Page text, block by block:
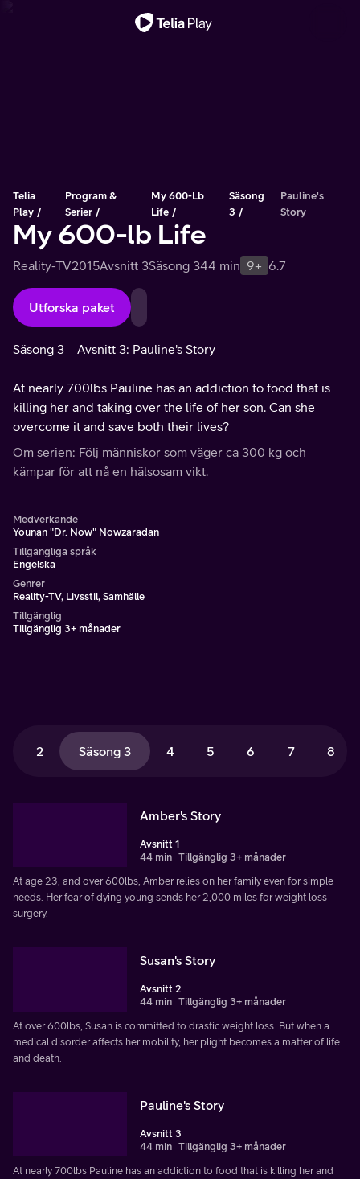
Telia
Play
Program &
Serier
My 600-Lb
Life
Säsong
3
Pauline's
Story
My 600-lb Life
Reality-TV2015Avsnitt 3Säsong 344 min 9+ 6.7
Utforska paket
Säsong 3 Avsnitt 3: Pauline's Story
At nearly 700lbs Pauline has an addiction to food that is
killing her and taking over the life of her son. Can she
overcome it and save both their lives?
Om serien: Följ människor som väger ca 300 kg och
kämpar för att nå en hälsosam vikt.
Medverkande
Younan "Dr. Now" Nowzaradan
Tillgängliga språk
Engelska
Genrer
Reality-TV, Livsstil, Samhälle
Tillgänglig
Tillgänglig 3+ månader
2 Säsong 3 4 5 6 7 8
Amber's Story
Avsnitt 1
44 min Tillgänglig 3+ månader
At age 23, and over 600lbs, Amber relies on her family even for simple
needs. Her fear of dying young sends her 2,000 miles for weight loss
surgery.
Susan's Story
Avsnitt 2
44 min Tillgänglig 3+ månader
At over 600lbs, Susan is committed to drastic weight loss. But when a
medical disorder affects her mobility, her plight becomes a matter of life
and death.
Pauline's Story
Avsnitt 3
44 min Tillgänglig 3+ månader
At nearly 700lbs Pauline has an addiction to food that is killing her and